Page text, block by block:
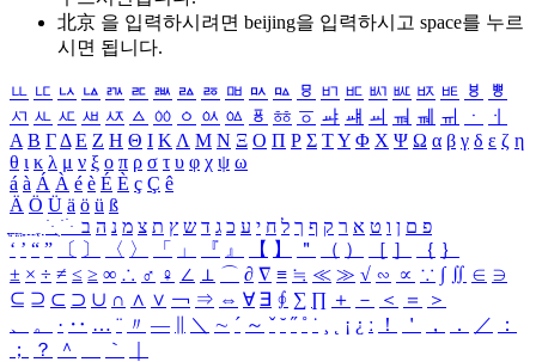
北京 을 입력하시려면 beijing을 입력하시고 space를 누르
시면 됩니다.
ㅥ ㅦ ㅧ ㅨ ㅩ ㅪ ㅫ ㅬ ㅭ ㅮ ㅯ ㅰ ㅱ ㅲ ㅳ ㅴ ㅵ ㅶ ㅷ ㅸ
ㅹ
ㅺ ㅻ ㅼ ㅽ ㅾ ㅿ ㆀ ㆁ ㆂ ㆃ ㆄ ㆅ ㆆ ㆇ ㆈ ㆉ ㆊ ㆋ ㆌ ㆍ
ㆎ
Α Β ΓΔ Ε Ζ Η Θ Ι ΚΛ Μ Ν Ξ Ο Π Ρ Σ ΤΥ Φ Χ Ψ Ω α β γ δ ε ζ η
θ ι κ λ μ ν ξ ο π ρ σ τ υ φ χ ψ ω
á à Á À é è É È ç Ç ê
Ä Ö Ü ä ö ü ß
ִֶֹ ֻּ ׁׂ פ ם ן ו ט א ר ק ף ך ל ח י ע כ ג ד ש ץ ת צ מ נ ה ב
‘ ’ “ ” 〔 〕 〈 〉 「 」 『 』 【 】 ＂ （ ） ［ ］ ｛ ｝
± × ÷ ≠ ≤ ≥ ∞ ∴ ♂ ♀ ∠ ⊥ ⌒ ∂ ∇ ≡ ≒ ≪ ≫ √ ∽ ∝ ∵ ∫ ∬ ∈ ∋
⊆ ⊇ ⊂ ⊃ ∪ ∩ ∧ ∨ ￢ ⇒ ⇔ ∀ ∃ ∮ ∑ ∏ ＋ － ＜ ＝
＞
、
。 · ‥ … ¨ 〃 ― ＼ ∼ ´ ～ ˇ ˘ ˝ ˚ ˙ ¸ ¡ ¿ ː ！ ＇ ， ． ／
：
；
？ ＾ ｀